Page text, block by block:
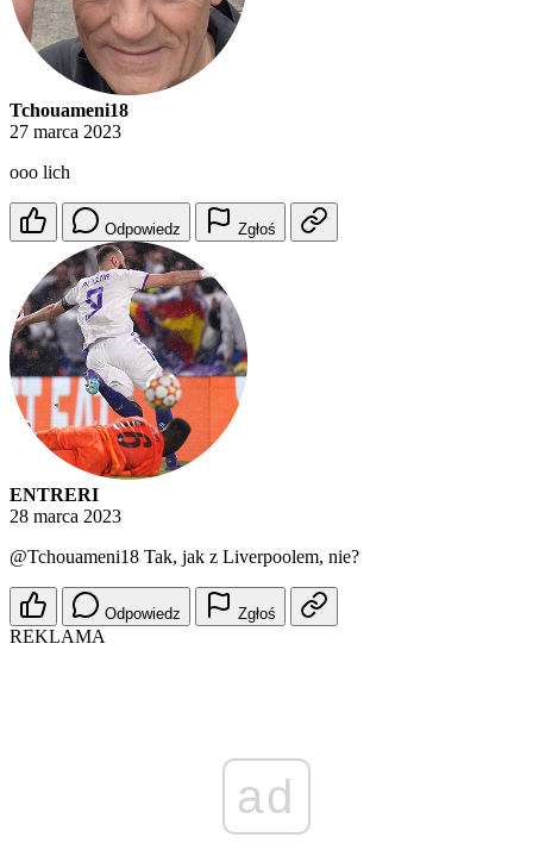
Tchouameni18
27 marca 2023
ooo lich
Odpowiedz Zgłoś
ENTRERI
28 marca 2023
@Tchouameni18 Tak, jak z Liverpoolem, nie?
Odpowiedz Zgłoś
REKLAMA
ad